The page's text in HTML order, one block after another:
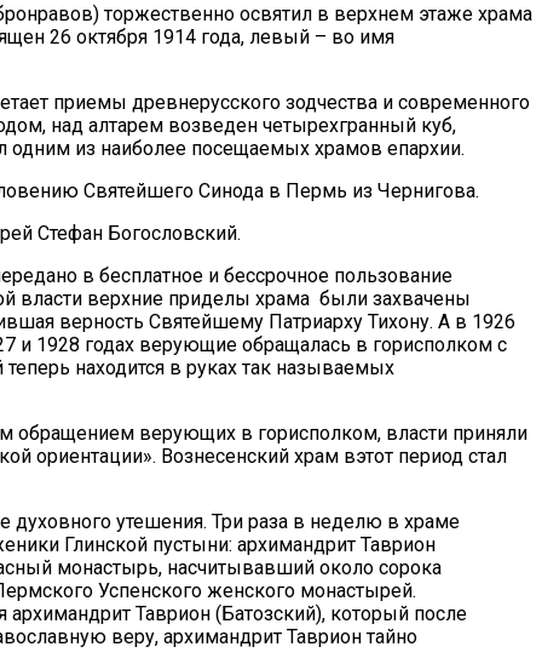
торжественно освятил в верхнем этаже храма
26 октября 1914 года, левый – во имя
приемы древнерусского зодчества и современного
над алтарем возведен четырехгранный куб,
одним из наиболее посещаемых храмов епархии.
Святейшего Синода в Пермь из Чернигова.
Стефан Богословский.
в бесплатное и бессрочное пользование
власти верхние приделы храма были захвачены
верность Святейшему Патриарху Тихону. А в 1926
и 1928 годах верующие обращалась в горисполком с
находится в руках так называемых
обращением верующих в горисполком, власти приняли
ориентации». Вознесенский храм вэтот период стал
утешения. Три раза в неделю в храме
Глинской пустыни: архимандрит Таврион
монастырь, насчитывавший около сорока
Успенского женского монастырей.
Таврион (Батозский), который после
веру, архимандрит Таврион тайно